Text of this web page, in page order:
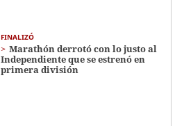
FINALIZÓ
Marathón derrotó con lo justo al
Independiente que se estrenó en
primera división